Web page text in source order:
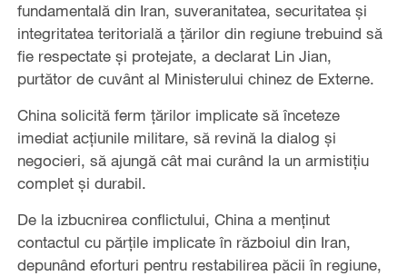
fundamentală din Iran, suveranitatea, securitatea și
integritatea teritorială a țărilor din regiune trebuind să
fie respectate și protejate, a declarat Lin Jian,
purtător de cuvânt al Ministerului chinez de Externe.
China solicită ferm țărilor implicate să înceteze
imediat acțiunile militare, să revină la dialog și
negocieri, să ajungă cât mai curând la un armistițiu
complet și durabil.
De la izbucnirea conflictului, China a menținut
contactul cu părțile implicate în războiul din Iran,
depunând eforturi pentru restabilirea păcii în regiune,